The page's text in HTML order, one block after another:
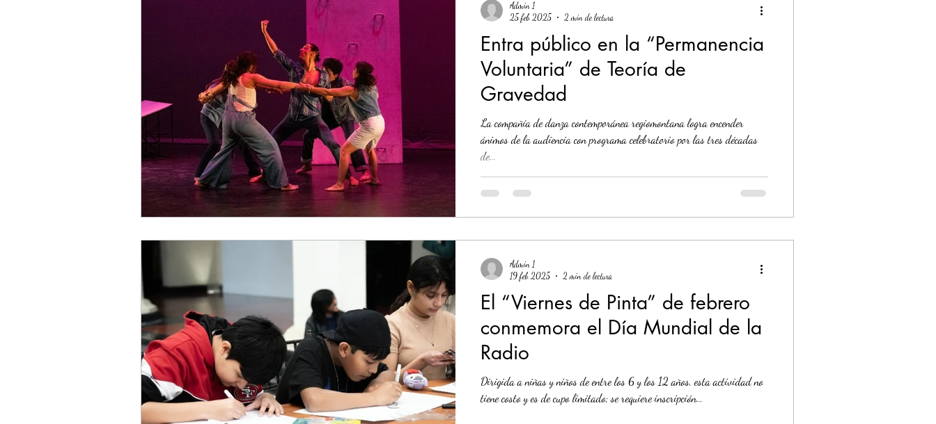
Entra público en la “Permanencia
Voluntaria” de Teoría de
Gravedad
La compañía de danza contemporánea regiomontana logra encender
ánimos de la audiencia con programa celebratorio por las tres décadas
de...
Admin 1
25 feb 2025
2 min de lectura
El “Viernes de Pinta” de febrero
conmemora el Día Mundial de la
Radio
Dirigida a niñas y niños de entre los 6 y los 12 años, esta actividad no
tiene costo y es de cupo limitado; se requiere inscripción...
Admin 1
19 feb 2025
2 min de lectura